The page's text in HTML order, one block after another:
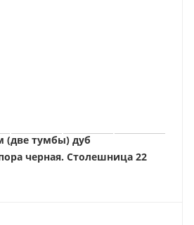
(две тумбы) дуб
черная. Столешница 22